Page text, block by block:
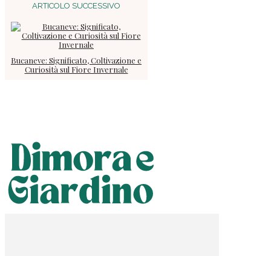
ARTICOLO SUCCESSIVO
Bucaneve: Significato, Coltivazione e
Curiosità sul Fiore Invernale